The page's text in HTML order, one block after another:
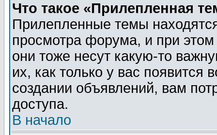
Что такое «Прилепленная
Прилепленные темы
просмотра форума, и при
они тоже несут какую-то
их, как только у вас появится
создании объявлений, вам
доступа.
В начало